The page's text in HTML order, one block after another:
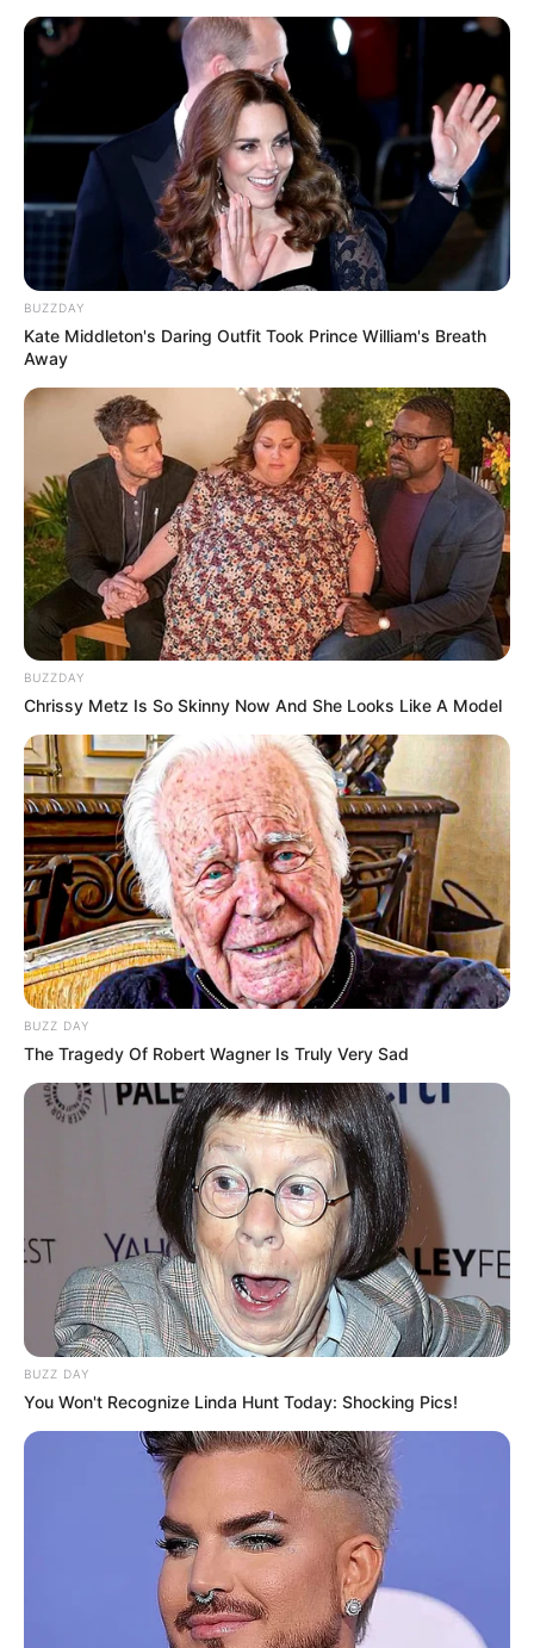
BUZZDAY
Kate Middleton's Daring Outfit Took Prince William's Breath
Away
BUZZDAY
Chrissy Metz Is So Skinny Now And She Looks Like A Model
BUZZ DAY
The Tragedy Of Robert Wagner Is Truly Very Sad
BUZZ DAY
You Won't Recognize Linda Hunt Today: Shocking Pics!